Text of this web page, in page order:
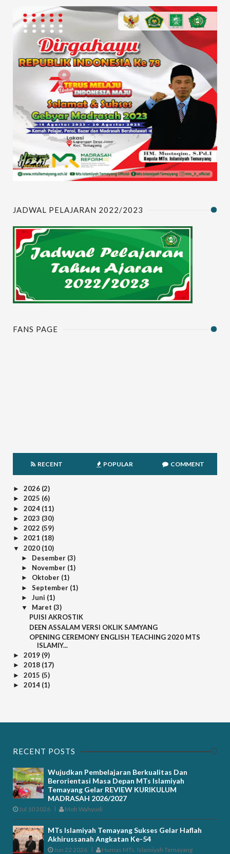
JADWAL PELAJARAN 2022/2023
FANS PAGE
RECENT POPULAR COMMENT
► 2026 (2)
► 2025 (6)
► 2024 (11)
► 2023 (30)
► 2022 (59)
► 2021 (18)
▼ 2020 (10)
► Desember (3)
► November (1)
► Oktober (1)
► September (1)
► Juni (1)
▼ Maret (3)
PUISI AKROSTIK
DEEN ASSALAM VERSI OKLIK SAMYANG
OPENING CEREMONY ENGLISH TEACHING 2020 MTS
ISLAMIY...
► 2019 (9)
► 2018 (17)
► 2015 (5)
► 2014 (1)
RECENT POSTS
Wujudkan Pembelajaran Berkualitas Dan
Berorientasi Masa Depan MTs Islamiyah
Temayang Gelar REVIEW KURIKULUM
MADRASAH 2026/2027
Jul 10 2026 Moh Wahyudi
MTs Islamiyah Temayang Sukses Gelar Haflah
Akhirussanah Angkatan Ke-54
Jun 22 2026 Humas MTs. Islamiyah Temayang